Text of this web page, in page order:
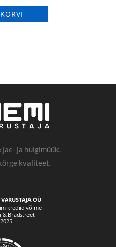
ja hulgimüük.
kvaliteet.